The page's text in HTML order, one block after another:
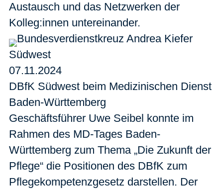
Austausch und das Netzwerken der
Kolleg:innen untereinander.
Südwest
07.11.2024
DBfK Südwest beim Medizinischen Dienst
Baden-Württemberg
Geschäftsführer Uwe Seibel konnte im
Rahmen des MD-Tages Baden-
Württemberg zum Thema „Die Zukunft der
Pflege“ die Positionen des DBfK zum
Pflegekompetenzgesetz darstellen. Der